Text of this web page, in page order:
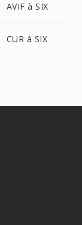
AVIF à SIX
CUR à SIX